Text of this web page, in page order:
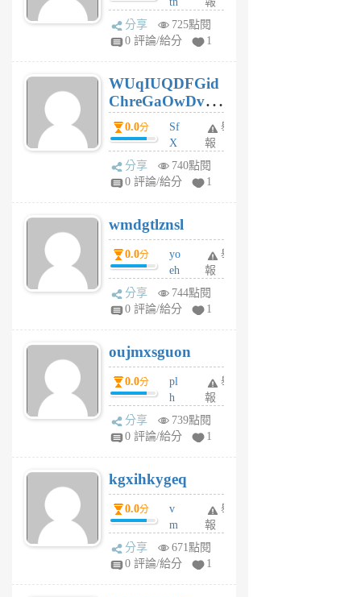
jt
gl
個
月
前
分享
725點閱
0 評論/給分
1
WUqIUQDFGid
ChreGaOwDv
dY0.0分
Sf
X
Pe
Jc
R
P
m
v
A
V
個
月
前
舉
報
分享
740點閱
0 評論/給分
1
wmdgtlznsl
0.0分
yo
eh
ld
gy
個
月
前
舉
報
分享
744點閱
0 評論/給分
1
oujmxsguon
0.0分
pl
h
wi
w
6
個
月
前
舉
報
分享
739點閱
0 評論/給分
1
kgxihkygeq
0.0分
v
m
sg
sr
舉
報
分享
671點閱
0 評論/給分
1